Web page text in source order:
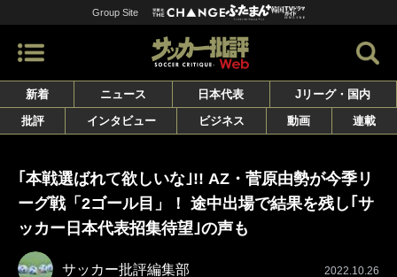
Group Site
新着 ニュース 日本代表
Jリーグ・国内
批評
インタビュー ビジネス 動画 連載
｢本戦選ばれて欲しいな｣!! AZ・菅原由勢が今季リ
ーグ戦「2ゴール目」！ 途中出場で結果を残し｢サ
ッカー日本代表招集待望｣の声も
サッカー批評編集部 2022.10.26